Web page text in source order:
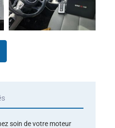
soin de votre moteur